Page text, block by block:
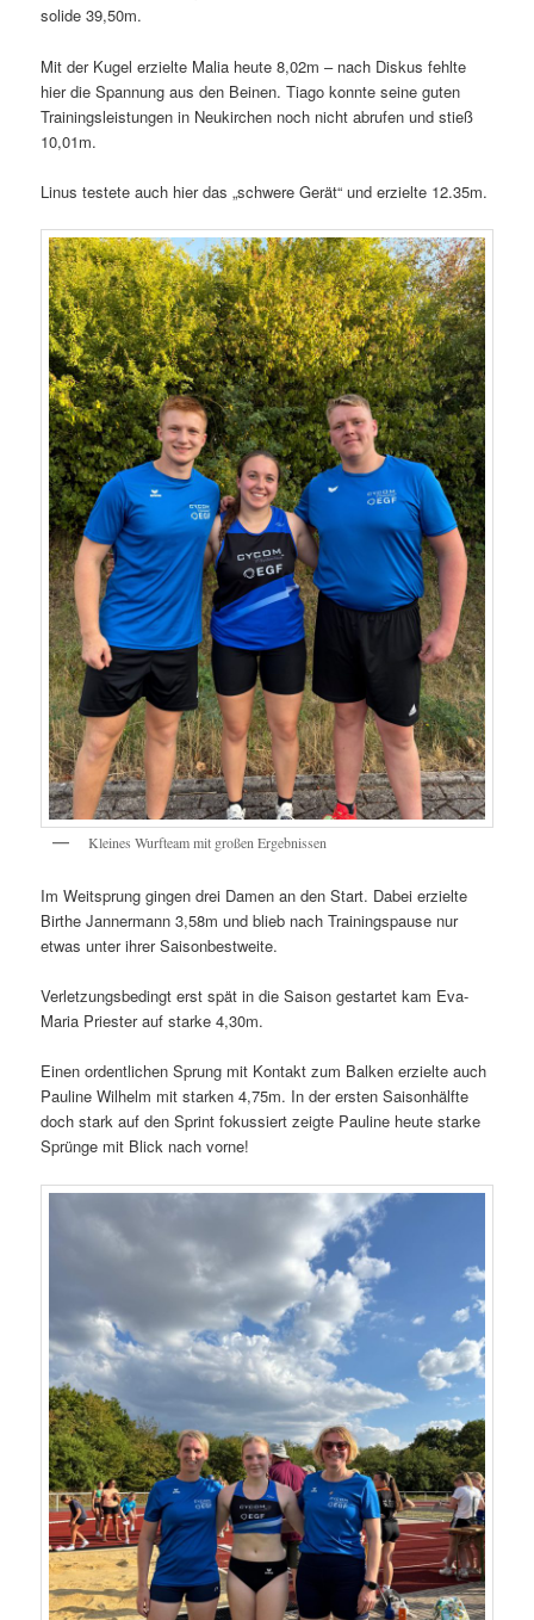
solide 39,50m.
Mit der Kugel erzielte Malia heute 8,02m – nach Diskus fehlte
hier die Spannung aus den Beinen. Tiago konnte seine guten
Trainingsleistungen in Neukirchen noch nicht abrufen und stieß
10,01m.
Linus testete auch hier das „schwere Gerät“ und erzielte 12.35m.
Kleines Wurfteam mit großen Ergebnissen
Im Weitsprung gingen drei Damen an den Start. Dabei erzielte
Birthe Jannermann 3,58m und blieb nach Trainingspause nur
etwas unter ihrer Saisonbestweite.
Verletzungsbedingt erst spät in die Saison gestartet kam Eva-
Maria Priester auf starke 4,30m.
Einen ordentlichen Sprung mit Kontakt zum Balken erzielte auch
Pauline Wilhelm mit starken 4,75m. In der ersten Saisonhälfte
doch stark auf den Sprint fokussiert zeigte Pauline heute starke
Sprünge mit Blick nach vorne!